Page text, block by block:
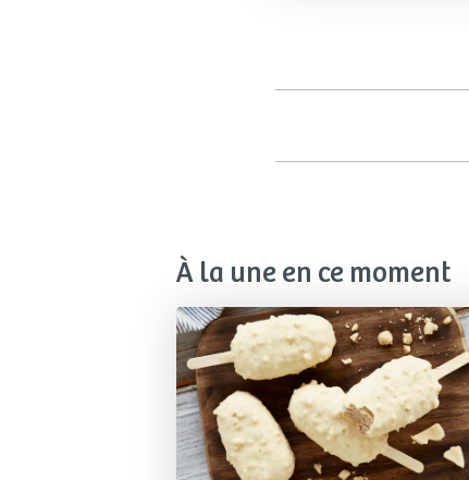
À la une en ce moment